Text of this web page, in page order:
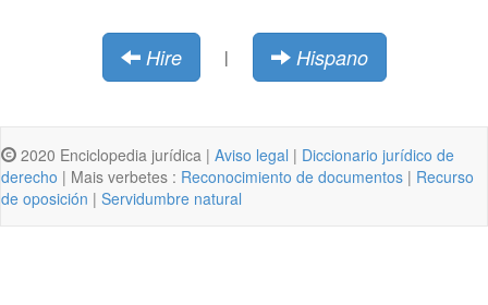
Hire | Hispano
2020 Enciclopedia jurídica | Aviso legal | Diccionario jurídico de
derecho | Mais verbetes : Reconocimiento de documentos | Recurso
de oposición | Servidumbre natural